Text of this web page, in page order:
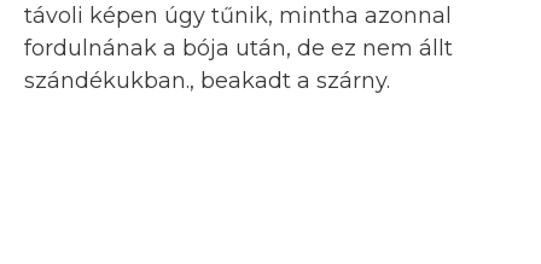
távoli képen úgy tűnik, mintha azonnal
fordulnának a bója után, de ez nem állt
szándékukban., beakadt a szárny.